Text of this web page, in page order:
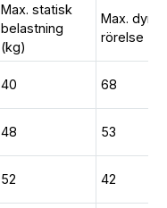
Max. statisk
belastning
(kg)
Max. dyn.
rörelse
40 68
48 53
52 42